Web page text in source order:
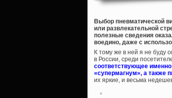
Выбор пневматической
или развлекательной
полезные сведения
воедино, даже с
К тому же в ней я не буду
в России, среди
соответствующее
«супермагнум», а также
их яркие, и весьма